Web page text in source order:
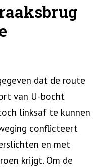
dat de route
van U-bocht
linksaf te kunnen
conflicteert
en met
krijgt. Om de